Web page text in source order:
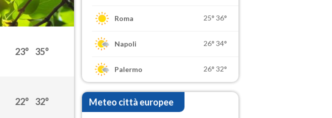
23° 35°
22° 32°
Roma 25° 36°
Napoli 26° 34°
Palermo 26° 32°
Meteo città europee